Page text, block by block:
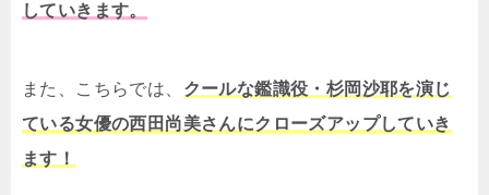
していきます。
また、こちらでは、 クールな鑑識役・杉岡沙耶を演じ
ている女優の西田尚美さんにクローズアップしていき
ます！